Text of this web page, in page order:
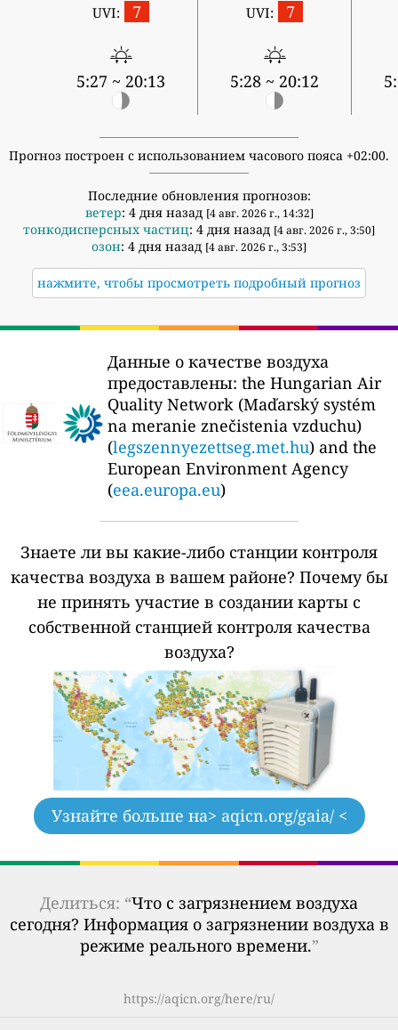
UVI: 7
5:27 ~ 20:13
UVI: 7
5:28 ~ 20:12
Прогноз построен с использованием часового пояса +02:00.
Последние обновления прогнозов:
ветер: 4 дня назад [4 авг. 2026 г., 14:32]
тонкодисперсных частиц: 4 дня назад [4 авг. 2026 г., 3:50]
озон: 4 дня назад [4 авг. 2026 г., 3:53]
нажмите, чтобы просмотреть подробный прогноз
Данные о качестве воздуха
предоставлены: the Hungarian Air
Quality Network (Maďarský systém
na meranie znečistenia vzduchu)
(legszennyezettseg.met.hu) and the
European Environment Agency
(eea.europa.eu)
Знаете ли вы какие-либо станции контроля
качества воздуха в вашем районе? Почему бы
не принять участие в создании карты с
собственной станцией контроля качества
воздуха?
Узнайте больше на> aqicn.org/gaia/ <
Делиться: “Что с загрязнением воздуха
сегодня? Информация о загрязнении воздуха в
режиме реального времени.”
https://aqicn.org/here/ru/